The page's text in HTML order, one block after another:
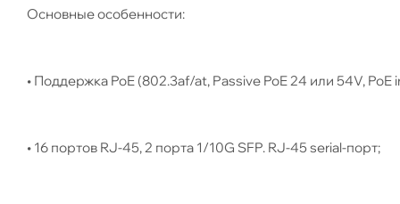
Основные особенности:
• Поддержка PoE (802.3af/at, Passive PoE 24 или 54V, PoE
• 16 портов RJ-45, 2 порта 1/10G SFP. RJ-45 serial-порт;